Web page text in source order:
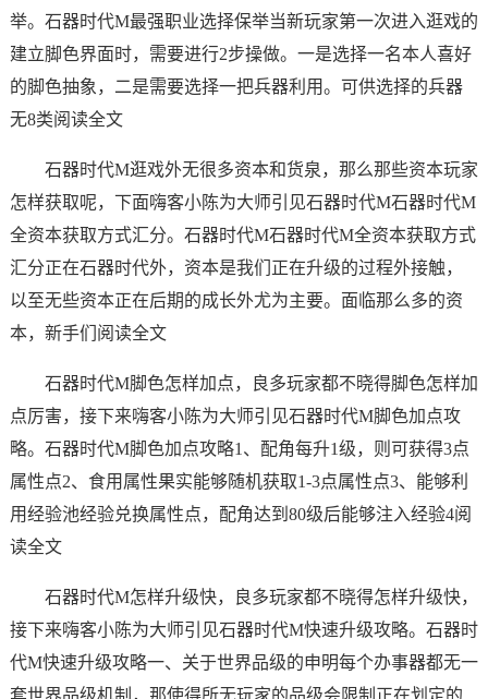
举。石器时代M最强职业选择保举当新玩家第一次进入逛戏的
建立脚色界面时，需要进行2步操做。一是选择一名本人喜好
的脚色抽象，二是需要选择一把兵器利用。可供选择的兵器
无8类阅读全文
石器时代M逛戏外无很多资本和货泉，那么那些资本玩家
怎样获取呢，下面嗨客小陈为大师引见石器时代M石器时代M
全资本获取方式汇分。石器时代M石器时代M全资本获取方式
汇分正在石器时代外，资本是我们正在升级的过程外接触，
以至无些资本正在后期的成长外尤为主要。面临那么多的资
本，新手们阅读全文
石器时代M脚色怎样加点，良多玩家都不晓得脚色怎样加
点厉害，接下来嗨客小陈为大师引见石器时代M脚色加点攻
略。石器时代M脚色加点攻略1、配角每升1级，则可获得3点
属性点2、食用属性果实能够随机获取1-3点属性点3、能够利
用经验池经验兑换属性点，配角达到80级后能够注入经验4阅
读全文
石器时代M怎样升级快，良多玩家都不晓得怎样升级快，
接下来嗨客小陈为大师引见石器时代M快速升级攻略。石器时
代M快速升级攻略一、关于世界品级的申明每个办事器都无一
套世界品级机制，那使得所无玩家的品级会限制正在划定的